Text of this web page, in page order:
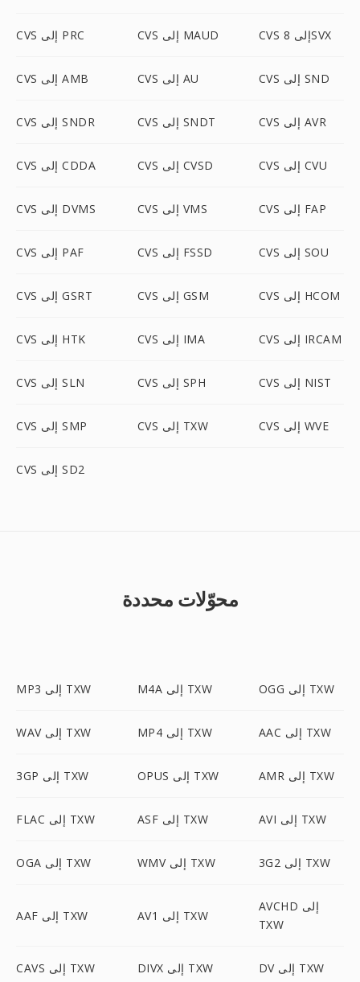
CVS إلى PRC CVS إلى MAUD CVS إلى 8SVX
CVS إلى AMB CVS إلى AU CVS إلى SND
CVS إلى SNDR CVS إلى SNDT CVS إلى AVR
CVS إلى CDDA CVS إلى CVSD CVS إلى CVU
CVS إلى DVMS CVS إلى VMS CVS إلى FAP
CVS إلى PAF CVS إلى FSSD CVS إلى SOU
CVS إلى GSRT CVS إلى GSM CVS إلى HCOM
CVS إلى HTK CVS إلى IMA CVS إلى IRCAM
CVS إلى SLN CVS إلى SPH CVS إلى NIST
CVS إلى SMP CVS إلى TXW CVS إلى WVE
CVS إلى SD2
محوّلات محددة
MP3 إلى TXW M4A إلى TXW OGG إلى TXW
WAV إلى TXW MP4 إلى TXW AAC إلى TXW
3GP إلى TXW OPUS إلى TXW AMR إلى TXW
FLAC إلى TXW ASF إلى TXW AVI إلى TXW
OGA إلى TXW WMV إلى TXW 3G2 إلى TXW
AAF إلى TXW AV1 إلى TXW
AVCHD إلى
TXW
CAVS إلى TXW DIVX إلى TXW DV إلى TXW